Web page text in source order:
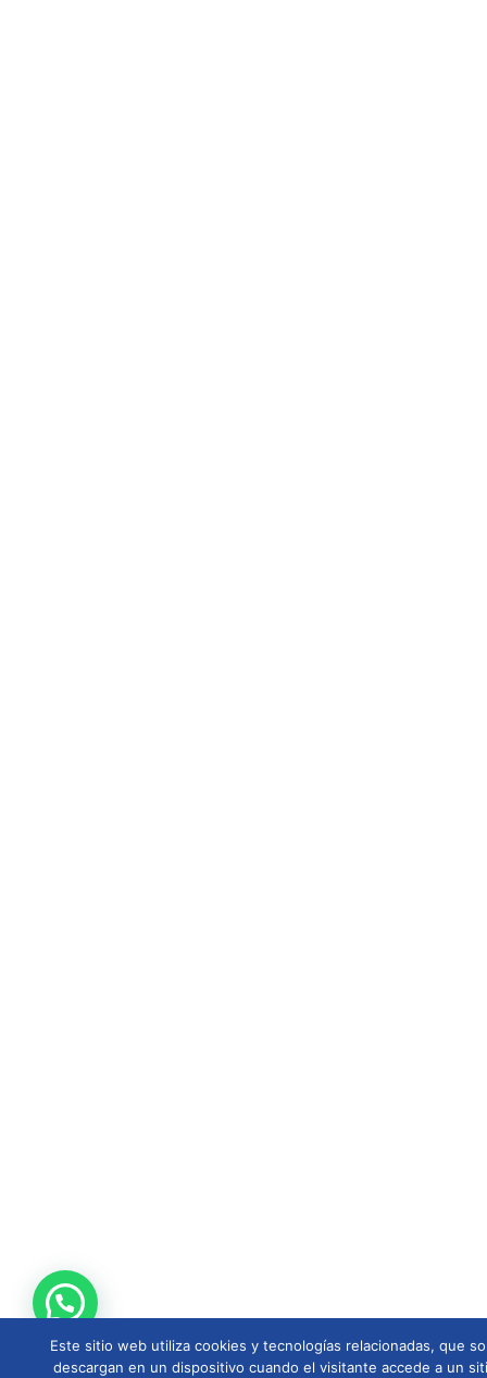
Este sitio web utiliza cookies y tecnologías relacionadas, que
descargan en un dispositivo cuando el visitante accede a un